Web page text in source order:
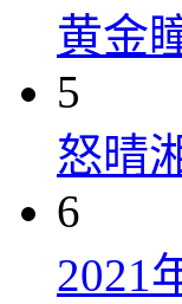
黄金
5
怒晴
6
2021